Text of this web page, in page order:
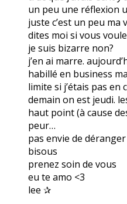
un peu une réflexion
juste c’est un peu
dites moi si vous
je suis bizarre non?
j’en ai marre.
habillé en business
limite si j’étais pas en
demain on est jeudi.
haut point (à cause
peur…
pas envie de
bisous
prenez soin de vous
eu te amo <3
lee ✰